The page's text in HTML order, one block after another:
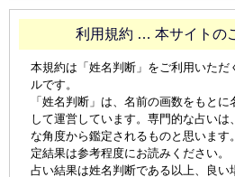
利用規約 … 本サイトの
本規約は「姓名判断」をご利用いただ
ルです。
「姓名判断」は、名前の画数をもと
して運営しています。専門的な占いは
な角度から鑑定されるものと思います
定結果は参考程度にお読みください。
占い結果は姓名判断である以上、良い